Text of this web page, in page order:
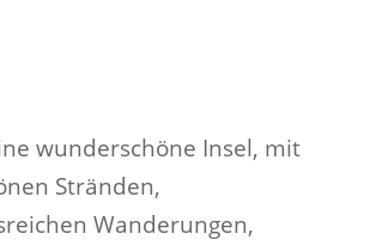
wunderschöne Insel, mit
Stränden,
Wanderungen,